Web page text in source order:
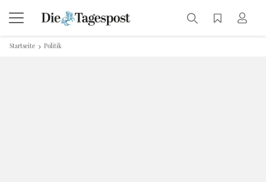
Startseite Politik